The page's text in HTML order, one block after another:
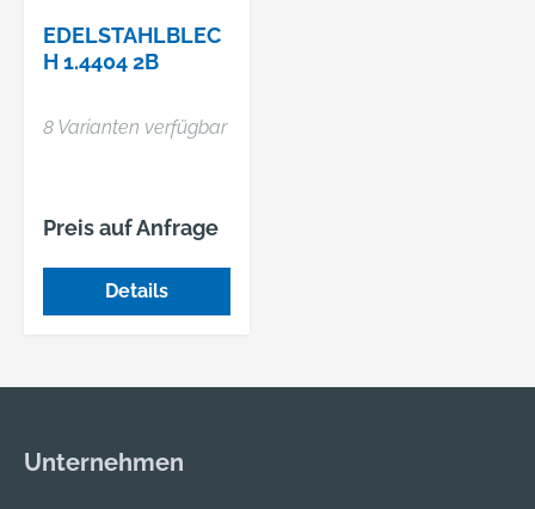
EDELSTAHLBLEC
H 1.4404 2B
8 Varianten verfügbar
Preis auf Anfrage
Details
Unternehmen